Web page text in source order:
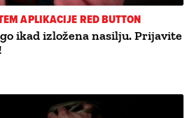
APLIKACIJE RED BUTTON
ikad izložena nasilju. Prijavite